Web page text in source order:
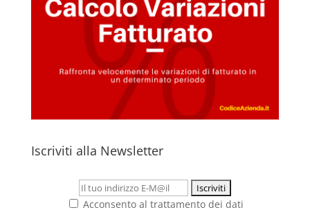
Iscriviti alla Newsletter
Acconsento al trattamento dei dati